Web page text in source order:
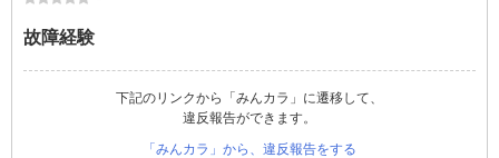
故障経験
下記のリンクから「みんカラ」に遷移して、
違反報告ができます。
「みんカラ」から、違反報告をする